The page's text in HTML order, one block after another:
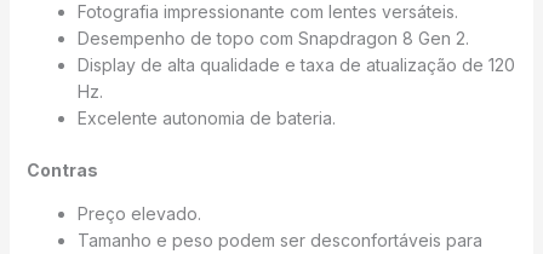
Fotografia impressionante com lentes versáteis.
Desempenho de topo com Snapdragon 8 Gen 2.
Display de alta qualidade e taxa de atualização de 120
Hz.
Excelente autonomia de bateria.
Contras
Preço elevado.
Tamanho e peso podem ser desconfortáveis para